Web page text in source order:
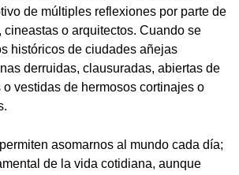
de múltiples reflexiones por parte de
cineastas o arquitectos. Cuando se
históricos de ciudades añejas
derruidas, clausuradas, abiertas de
o vestidas de hermosos cortinajes o
asomarnos al mundo cada día;
de la vida cotidiana, aunque